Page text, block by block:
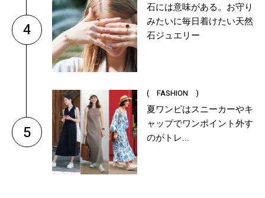
4
石には意味がある。お守り
みたいに毎日着けたい天然
石ジュエリー
5
( FASHION )
夏ワンピはスニーカーやキ
ャップでワンポイント外す
のがトレ...